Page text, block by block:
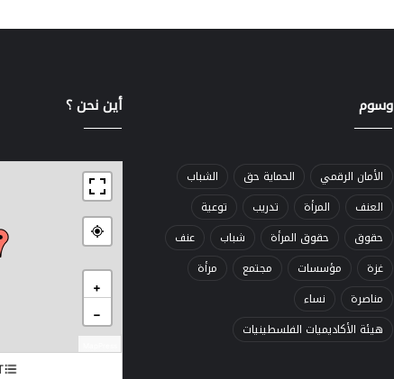
وسوم
ــــــــــــــــــــ
الأمان الرقمي الحماية حق
الشباب
العنف
المرأة تدريب
توعية
حقوق
حقوق المرأة شباب
عنف
غزة
مؤسسات مجتمع
مرأة
مناصرة
نساء
هيئة الأكاديميات الفلسطينيات
أين نحن ؟
ــــــــــــــــــــ
+
−